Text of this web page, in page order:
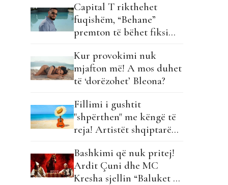
Capital T rikthehet
fuqishëm, “Behane”
premton të bëhet fiksimi
Kur provokimi nuk
mjafton më! A mos duhet
të ‘dorëzohet’ Bleona?
Fillimi i gushtit
"shpërthen" me këngë të
reja! Artistët shqiptarë
verës!
Bashkimi që nuk pritej!
Ardit Çuni dhe MC
Kresha sjellin “Baluket e